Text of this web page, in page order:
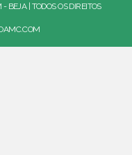
| TODOS OS DIREITOS